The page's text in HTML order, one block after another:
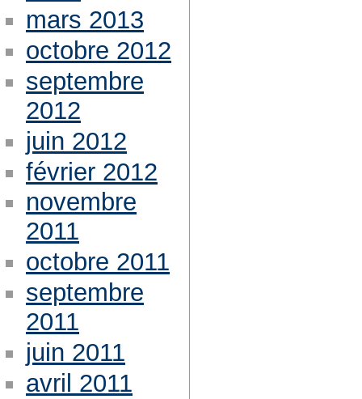
mars 2013
octobre 2012
septembre
2012
juin 2012
février 2012
novembre
2011
octobre 2011
septembre
2011
juin 2011
avril 2011